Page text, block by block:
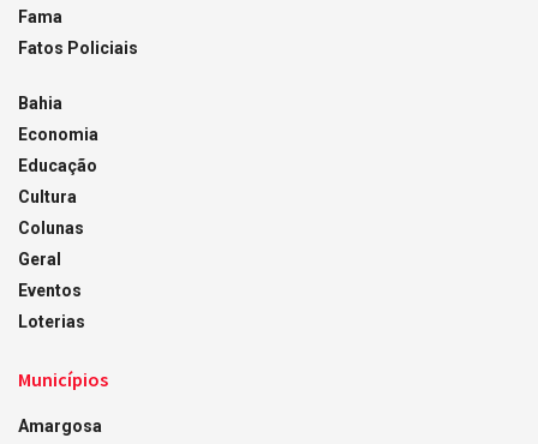
Fama
Fatos Policiais
Bahia
Economia
Educação
Cultura
Colunas
Geral
Eventos
Loterias
Municípios
Amargosa